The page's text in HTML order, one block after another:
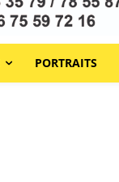
PORTRAITS